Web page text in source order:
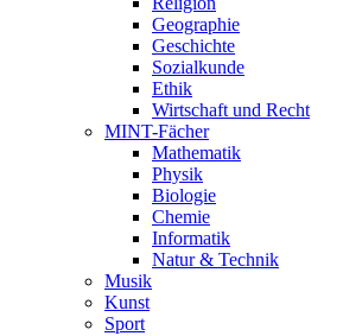
Geographie
Geschichte
Sozialkunde
Ethik
Wirtschaft und Recht
MINT-Fächer
Mathematik
Physik
Biologie
Chemie
Informatik
Natur & Technik
Musik
Kunst
Sport